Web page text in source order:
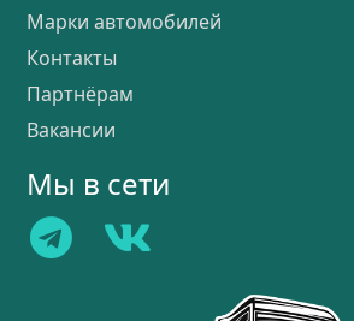
Марки автомобилей
Контакты
Партнёрам
Вакансии
Мы в сети